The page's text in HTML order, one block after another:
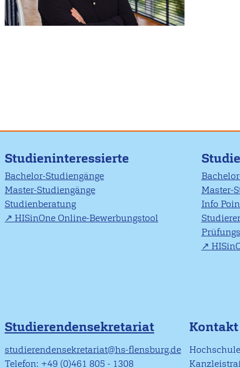
Studieninteressierte
Bachelor-Studiengänge
Master-Studiengänge
Studienberatung
HISinOne Online-Bewerbungstool
Master-
Info
Studierendensekretariat
studierendensekretariat@hs-flensburg.de
Telefon: +49 (0)461 805 - 1308
Kontakt